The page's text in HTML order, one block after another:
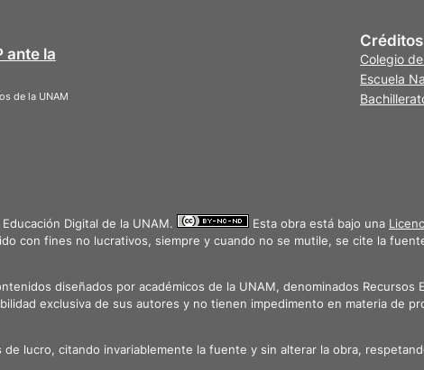
ante la
de la UNAM
Créditos
Colegio
Escuela
Digital de la UNAM. Esta obra está bajo una
con fines no lucrativos, siempre y cuando no se mutile, se cite la
diseñados por académicos de la UNAM, denominados
exclusiva de sus autores y no tienen impedimento en materia de
de lucro, citando invariablemente la fuente y sin alterar la obra,